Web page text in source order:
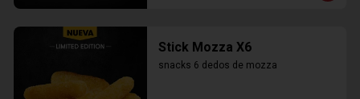
Stick Mozza X6
snacks 6 dedos de mozza